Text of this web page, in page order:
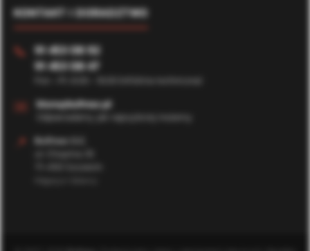
KONTAKT I DORADZTWO
📞 91 453 08 92
91 453 08 47
✉️ biuro@bufmax.pl
Odpowiadamy jak najszybciej możemy
📍
Bufmax S.C.